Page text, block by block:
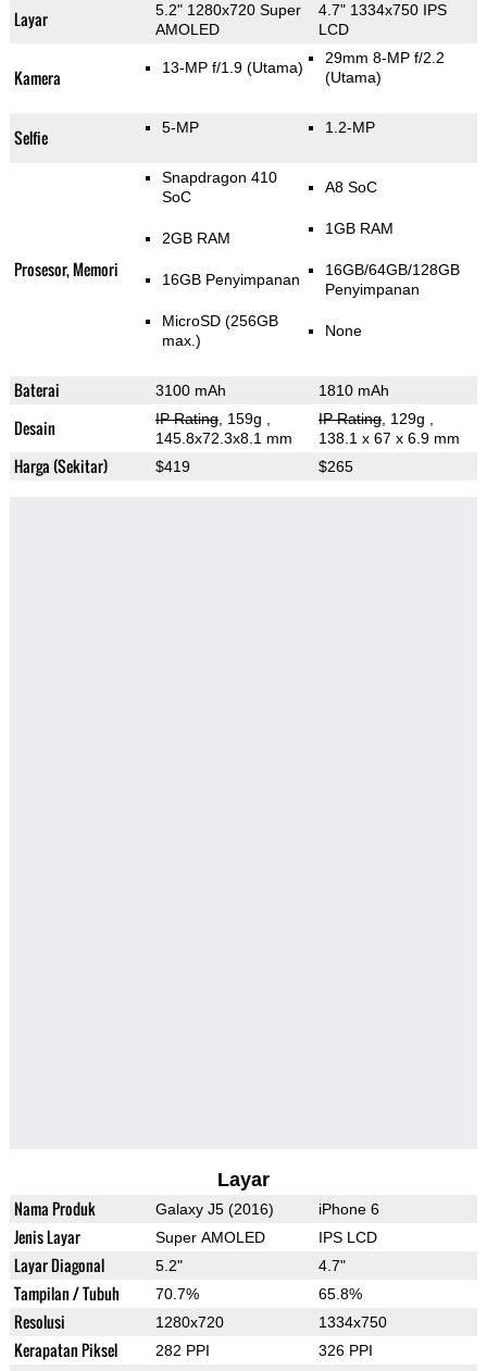
Layar
5.2" 1280x720 Super
AMOLED
4.7" 1334x750 IPS
LCD
Kamera 13-MP f/1.9 (Utama)
29mm 8-MP f/2.2
(Utama)
Selfie 5-MP 1.2-MP
Prosesor, Memori
Snapdragon 410
SoC
2GB RAM
16GB Penyimpanan
MicroSD (256GB
max.)
A8 SoC
1GB RAM
16GB/64GB/128GB
Penyimpanan
None
Baterai 3100 mAh 1810 mAh
Desain IP Rating, 159g
145.8x72.3x8.1 mm
IP Rating, 129g
138.1 x 67 x 6.9 mm
Harga (Sekitar) $419 $265
Layar
Nama Produk Galaxy J5 (2016) iPhone 6
Jenis Layar Super AMOLED IPS LCD
Layar Diagonal 5.2" 4.7"
Tampilan / Tubuh 70.7% 65.8%
Resolusi 1280x720 1334x750
Kerapatan Piksel 282 PPI
326 PPI